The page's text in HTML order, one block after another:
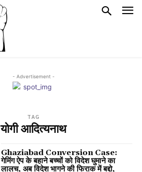
- Advertisement -
TAG
योगी आदित्यनाथ
Ghaziabad Conversion Case:
गेमिंग ऐप के बहाने बच्चों को विदेश घुमाने का
लालच, अब विदेश भागने की फिराक में बद्दो,